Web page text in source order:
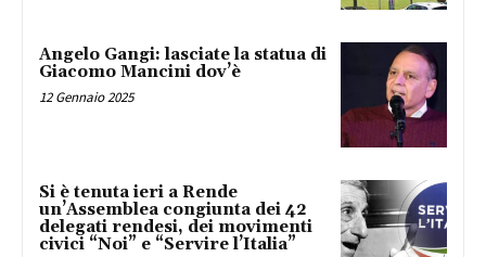
Angelo Gangi: lasciate la statua di
Giacomo Mancini dov’è
12 Gennaio 2025
Si è tenuta ieri a Rende
un’Assemblea congiunta dei 42
delegati rendesi, dei movimenti
civici “Noi” e “Servire l’Italia”